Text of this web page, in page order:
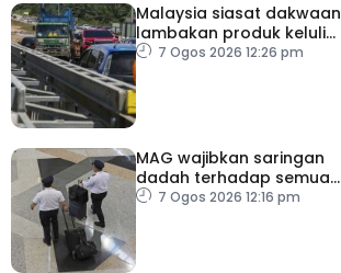
Malaysia siasat dakwaan
lambakan produk keluli
dari China, Taiwan dan
7 Ogos 2026 12:26 pm
MAG wajibkan saringan
dadah terhadap semua
juruterbang
7 Ogos 2026 12:16 pm